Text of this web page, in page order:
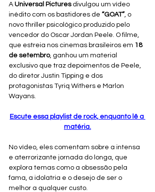
A Universal Pictures divulgou um vídeo
inédito com os bastidores de “GOAT”, o
novo thriller psicológico produzido pelo
vencedor do Oscar Jordan Peele. O filme,
que estreia nos cinemas brasileiros em 18
de setembro, ganhou um material
exclusivo que traz depoimentos de Peele,
do diretor Justin Tipping e dos
protagonistas Tyriq Withers e Marlon
Wayans.
Escute essa playlist de rock, enquanto lê a
matéria.
No vídeo, eles comentam sobre a intensa
e aterrorizante jornada do longa, que
explora temas como a obsessão pela
fama, a idolatria e o desejo de ser o
melhor a qualquer custo.